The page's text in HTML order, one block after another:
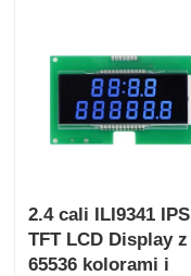
2.4 cali ILI9341 IPS
TFT LCD Display z
65536 kolorami i